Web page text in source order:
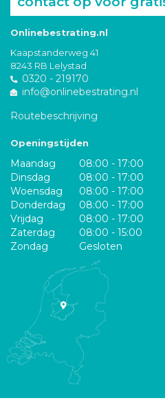
Onlinebestrating.nl
Kaapstanderweg 41
8243 RB Lelystad
0320 - 219170
info@onlinebestrating.nl
Routebeschrijving
Openingstijden
Maandag
08:00 - 17:00
Dinsdag
08:00 - 17:00
Woensdag
08:00 - 17:00
Donderdag
08:00 - 17:00
Vrijdag
08:00 - 17:00
Zaterdag
08:00 - 15:00
Zondag
Gesloten